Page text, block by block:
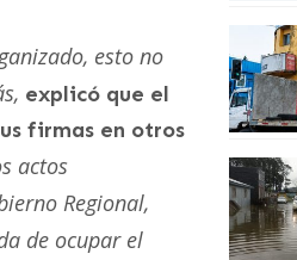
esto no
explicó que el
firmas en otros
actos
Regional,
de ocupar el